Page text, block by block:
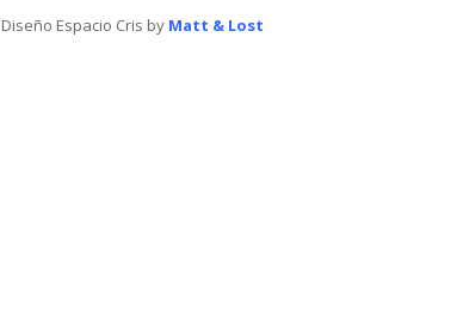
Diseño Espacio Cris by Matt & Lost